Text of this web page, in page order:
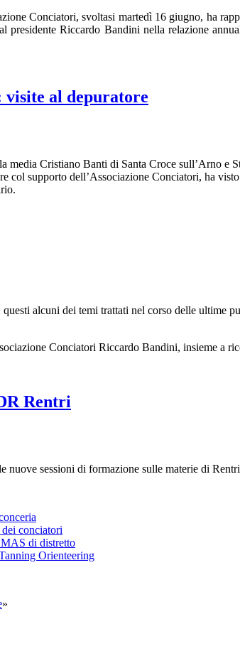
Conciatori, svoltasi martedì 16 giugno, ha
presidente Riccardo Bandini nella relazione
al depuratore
media Cristiano Banti di Santa Croce sull’Arno
col supporto dell’Associazione Conciatori, ha
alcuni dei temi trattati nel corso delle
Conciatori Riccardo Bandini, insieme a
Rentri
nuove sessioni di formazione sulle materie di
conciatori
di distretto
Orienteering
»